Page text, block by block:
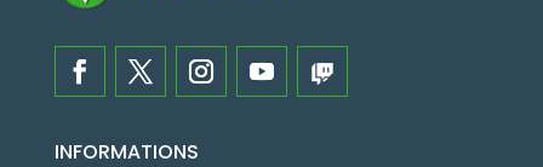
INFORMATIONS